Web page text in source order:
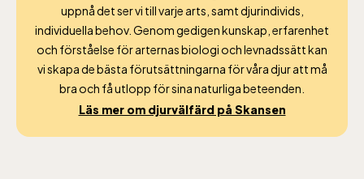
uppnå det ser vi till varje arts, samt djurindivids,
individuella behov. Genom gedigen kunskap, erfarenhet
och förståelse för arternas biologi och levnadssätt kan
vi skapa de bästa förutsättningarna för våra djur att må
bra och få utlopp för sina naturliga beteenden.
Läs mer om djurvälfärd på Skansen
Baltic Sea Science Center inkluderad i
entrén
jan-mars vardagar 10-15, helger 10-16, april
alla dagar 10-16, maj-september 10-18,
oktober-december vardagar 10-15 helger